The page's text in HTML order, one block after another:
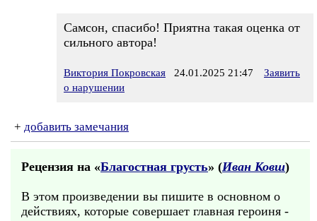
Самсон, спасибо! Приятна такая оценка от
сильного автора!
Виктория Покровская 24.01.2025 21:47
Заявить
о нарушении
+ добавить замечания
Рецензия на «Благостная грусть» (Иван Ковш)
В этом произведении вы пишите в основном о
действиях, которые совершает главная героиня -